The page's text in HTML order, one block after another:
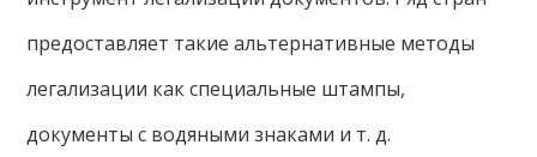
предоставляет такие альтернативные методы
легализации как специальные штампы,
документы с водяными знаками и т. д.